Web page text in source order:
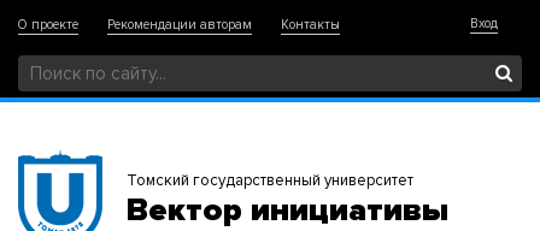
О проекте Рекомендации авторам Контакты Вход
Томский государственный университет
Вектор инициативы